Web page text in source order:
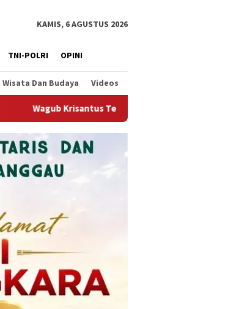
KAMIS, 6 AGUSTUS 2026
TNI-POLRI OPINI
Wisata Dan Budaya Videos
Pengerukan Alur Sungai Kapuas Mendesak Demi